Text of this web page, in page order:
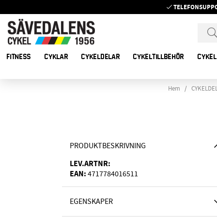
FITNESS CYKLAR CYKELDELAR CYKELTILLBEHÖR
Hem
PRODUKTBESKRIVNING
LEV.ARTNR:
EAN: 4717784016511
EGENSKAPER